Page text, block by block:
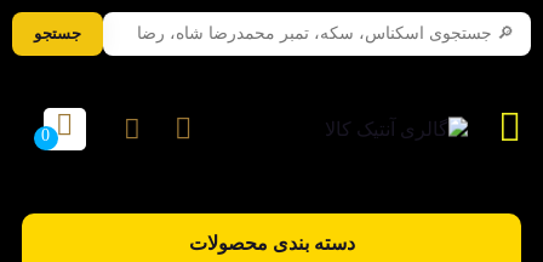
دسته بندی محصولات
جستجو